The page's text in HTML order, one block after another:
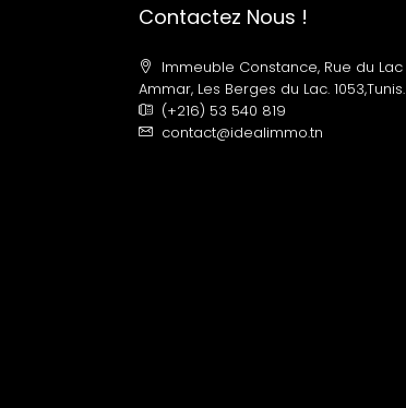
Contactez Nous !
Immeuble Constance, Rue du Lac
Ammar, Les Berges du Lac. 1053,Tunis.
(+216) 53 540 819
contact@idealimmo.tn